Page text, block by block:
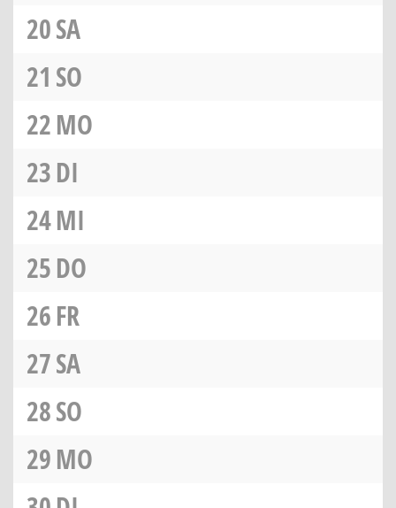
20SA
21 SO
22MO
23DI
24MI
25DO
26FR
27SA
28SO
29MO